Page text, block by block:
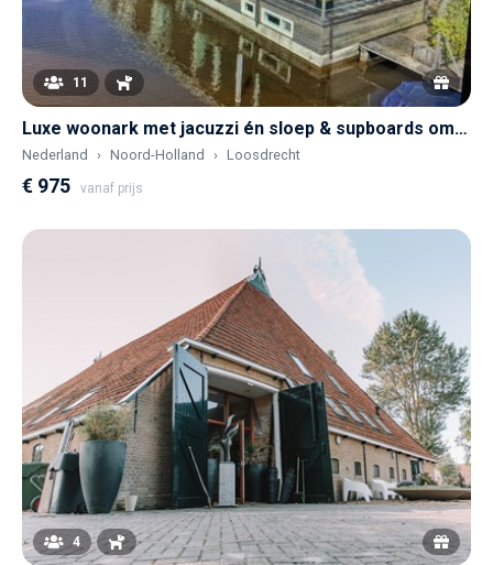
11
Luxe woonark met jacuzzi én sloep & supboards om de Loosdrechte Plassen mee op te gaan
Nederland Noord-Holland Loosdrecht
€ 975 vanaf prijs
4